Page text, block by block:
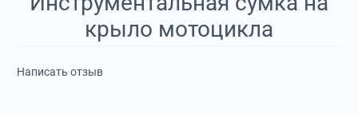
крыло мотоцикла
Написать отзыв